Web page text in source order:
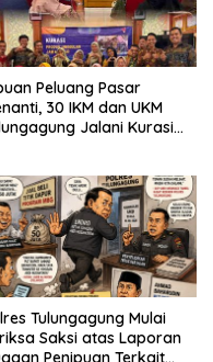
Peluang Pasar
30 IKM dan UKM
Jalani Kurasi
Tulungagung Mulai
Saksi atas Laporan
Penipuan Terkait